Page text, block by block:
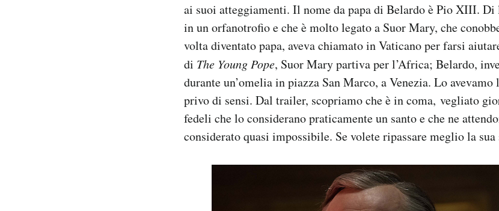
ai suoi atteggiamenti. Il nome da papa di Belardo è Pio XIII. Di
in un orfanotrofio e che è molto legato a Suor Mary, che
volta diventato papa, aveva chiamato in Vaticano per farsi
di The Young Pope, Suor Mary partiva per l’Africa; Belardo,
durante un’omelia in piazza San Marco, a Venezia. Lo
privo di sensi. Dal trailer, scopriamo che è in coma, vegliato
fedeli che lo considerano praticamente un santo e che ne
considerato quasi impossibile. Se volete ripassare meglio la